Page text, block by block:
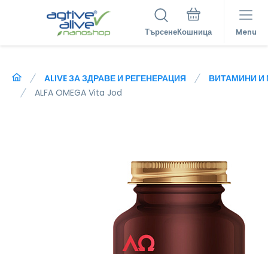
Търсене Menu
ALIVE ЗА ЗДРАВЕ И РЕГЕНЕРАЦИЯ
ВИТАМИНИ И
ALFA OMEGA Vita Jod